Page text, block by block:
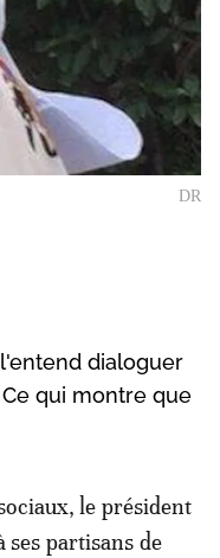
DR
dialoguer
qui montre que
le président
ses partisans de